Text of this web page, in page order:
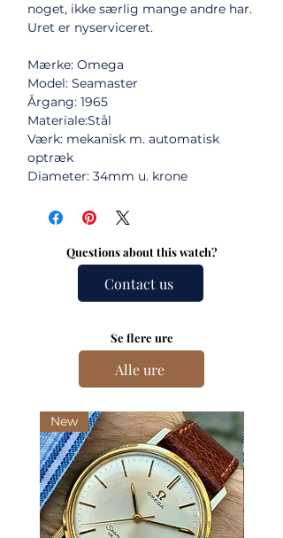
noget, ikke særlig mange andre har.
Uret er nyserviceret.
Mærke: Omega
Model: Seamaster
Årgang: 1965
Materiale:Stål
Værk: mekanisk m. automatisk
optræk
Diameter: 34mm u. krone
Questions about this watch?
Contact us
Se flere ure
Alle ure
New